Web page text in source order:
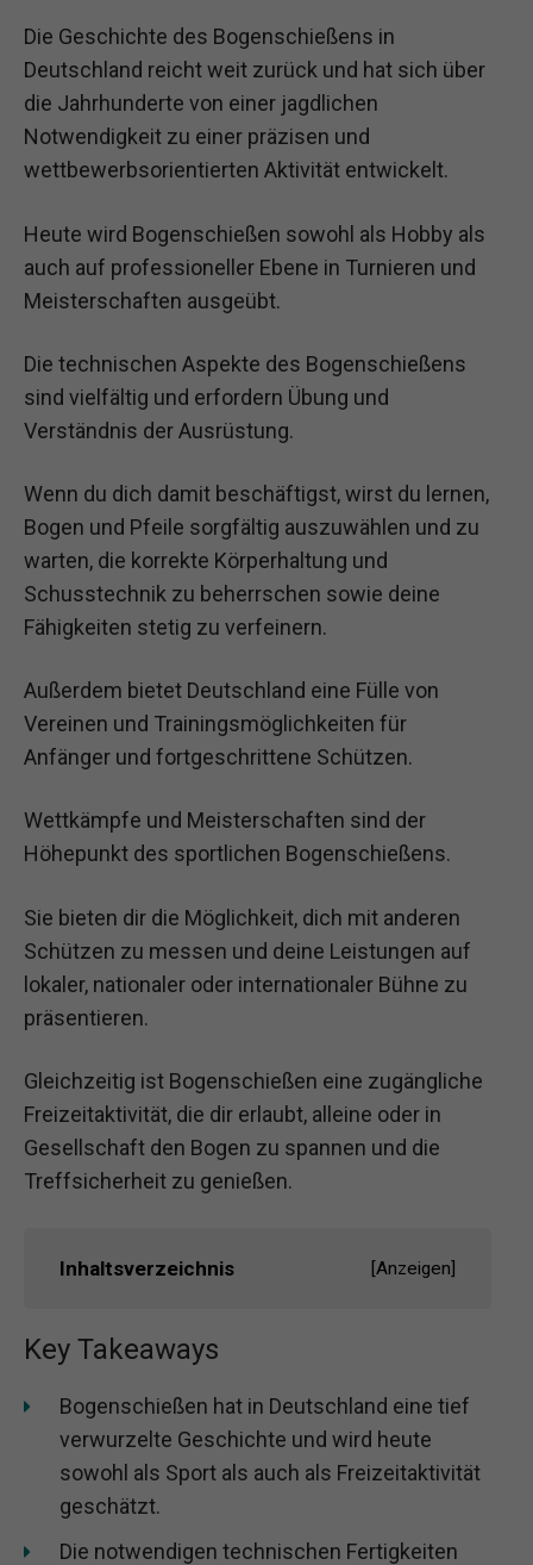
Die Geschichte des Bogenschießens in
Deutschland reicht weit zurück und hat sich über
die Jahrhunderte von einer jagdlichen
Notwendigkeit zu einer präzisen und
wettbewerbsorientierten Aktivität entwickelt.
Heute wird Bogenschießen sowohl als Hobby als
auch auf professioneller Ebene in Turnieren und
Meisterschaften ausgeübt.
Die technischen Aspekte des Bogenschießens
sind vielfältig und erfordern Übung und
Verständnis der Ausrüstung.
Wenn du dich damit beschäftigst, wirst du lernen,
Bogen und Pfeile sorgfältig auszuwählen und zu
warten, die korrekte Körperhaltung und
Schusstechnik zu beherrschen sowie deine
Fähigkeiten stetig zu verfeinern.
Außerdem bietet Deutschland eine Fülle von
Vereinen und Trainingsmöglichkeiten für
Anfänger und fortgeschrittene Schützen.
Wettkämpfe und Meisterschaften sind der
Höhepunkt des sportlichen Bogenschießens.
Sie bieten dir die Möglichkeit, dich mit anderen
Schützen zu messen und deine Leistungen auf
lokaler, nationaler oder internationaler Bühne zu
präsentieren.
Gleichzeitig ist Bogenschießen eine zugängliche
Freizeitaktivität, die dir erlaubt, alleine oder in
Gesellschaft den Bogen zu spannen und die
Treffsicherheit zu genießen.
Inhaltsverzeichnis [Anzeigen]
Key Takeaways
Bogenschießen hat in Deutschland eine tief
verwurzelte Geschichte und wird heute
sowohl als Sport als auch als Freizeitaktivität
geschätzt.
Die notwendigen technischen Fertigkeiten